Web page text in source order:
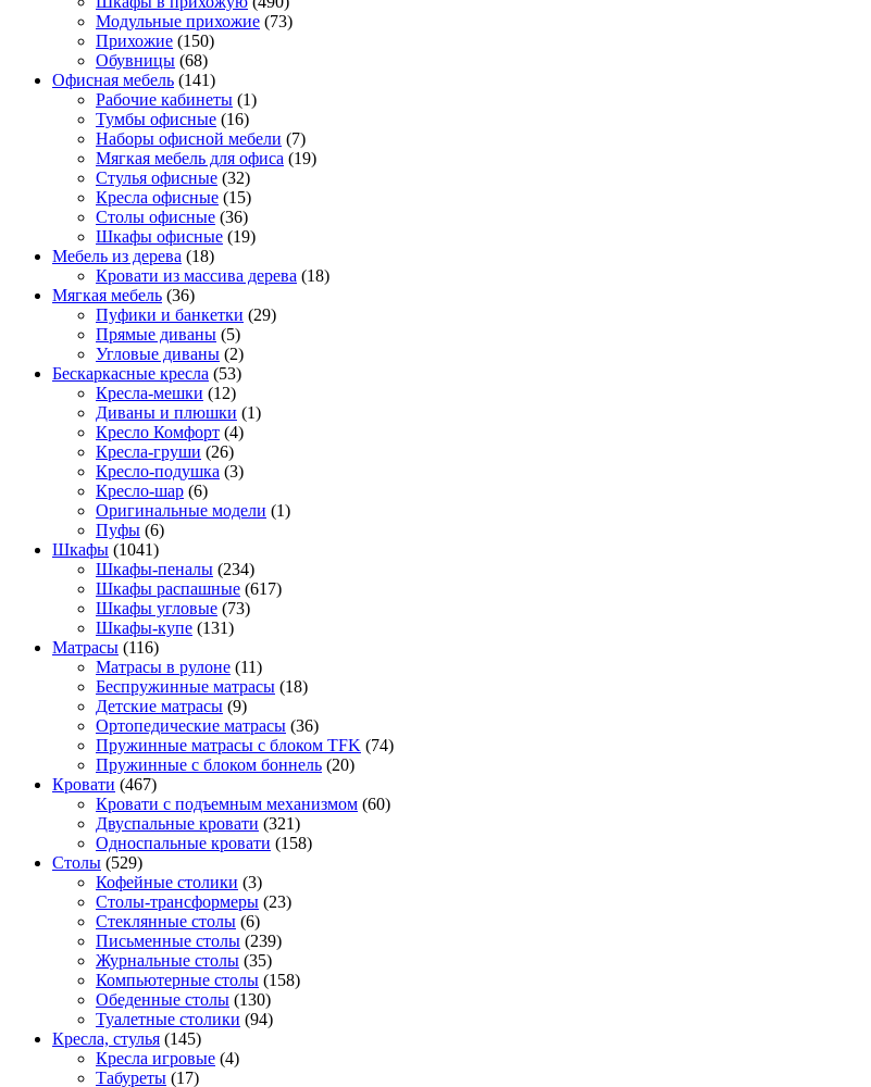
Модульные прихожие (73)
Прихожие (150)
Обувницы (68)
Офисная мебель (141)
Рабочие кабинеты (1)
Тумбы офисные (16)
Наборы офисной мебели (7)
Мягкая мебель для офиса (19)
Стулья офисные (32)
Кресла офисные (15)
Столы офисные (36)
Шкафы офисные (19)
Мебель из дерева (18)
Кровати из массива дерева (18)
Мягкая мебель (36)
Пуфики и банкетки (29)
Прямые диваны (5)
Угловые диваны (2)
Бескаркасные кресла (53)
Кресла-мешки (12)
Диваны и плюшки (1)
Кресло Комфорт (4)
Кресла-груши (26)
Кресло-подушка (3)
Кресло-шар (6)
Оригинальные модели (1)
Пуфы (6)
Шкафы (1041)
Шкафы-пеналы (234)
Шкафы распашные (617)
Шкафы угловые (73)
Шкафы-купе (131)
Матрасы (116)
Матрасы в рулоне (11)
Беспружинные матрасы (18)
Детские матрасы (9)
Ортопедические матрасы (36)
Пружинные матрасы с блоком TFK (74)
Пружинные с блоком боннель (20)
Кровати (467)
Кровати с подъемным механизмом (60)
Двуспальные кровати (321)
Односпальные кровати (158)
Столы (529)
Кофейные столики (3)
Столы-трансформеры (23)
Стеклянные столы (6)
Письменные столы (239)
Журнальные столы (35)
Компьютерные столы (158)
Обеденные столы (130)
Туалетные столики (94)
Кресла, стулья (145)
Кресла игровые (4)
Табуреты (17)